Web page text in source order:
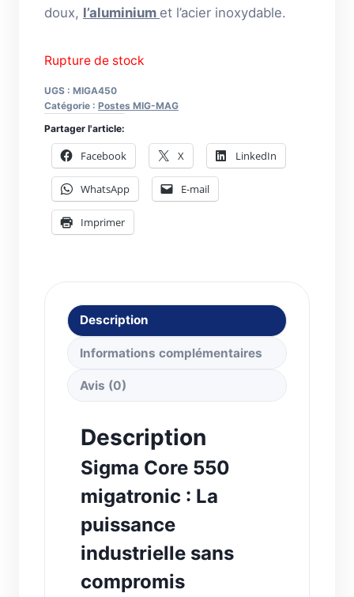
doux, l’aluminium et l’acier inoxydable.
Rupture de stock
UGS : MIGA450
Catégorie : Postes MIG-MAG
Partager l'article:
Facebook X LinkedIn
WhatsApp E-mail
Imprimer
Description
Informations complémentaires
Avis (0)
Description
Sigma Core 550
migatronic : La
puissance
industrielle sans
compromis